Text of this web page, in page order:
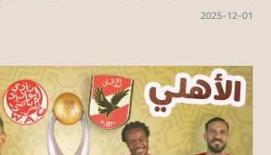
2025-12-01